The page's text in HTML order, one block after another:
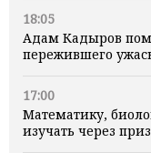
18:05
Адам Кадыров
пережившего
17:00
Математику,
изучать через